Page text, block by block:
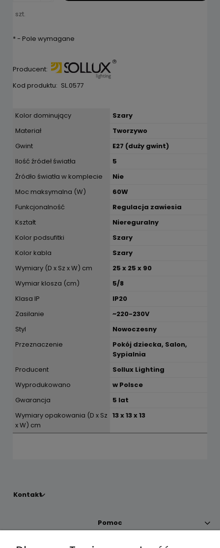
szt.
*- Pole wymagane
Producent:
Kod produktu: SL.0577
Kolor dominujący
Szary
Materiał
Tworzywo
Gwint
E27 (duży gwint)
Ilość źródeł światła
5
Źródło światła w komplecie
Nie
Moc maksymalna (W)
60W
Funkcjonalność
Regulacja zawiesia
Kształt
Niereguralny
Kolor podsufitki
Szary
Kolor kabla
Szary
Wymiary (D x Sz x W) cm
25 x 25 x 90
Wymiar klosza (cm)
5/8
Klasa IP
IP20
Zasilanie
~220-230V
Styl
Nowoczesny
Przeznaczenie
Pokój dziecka, Salon,
Sypialnia
Producent
Sollux Lighting
Wyprodukowano
w Polsce
Gwarancja
5 lat
Wymiary opakowania (D x Sz
x W) cm
13 x 13 x 13
Kontakt
Pomoc